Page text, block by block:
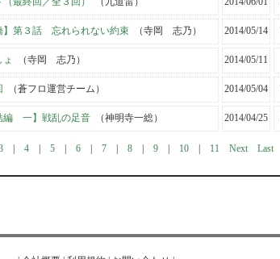
】第３話 忘れられない約束 （寺岡 志乃） 2014/05/14
（寺岡 志乃） 2014/05/11
（蒼フロ運営チーム） 2014/05/04
編 一】戦乱の足音 （神明寺一総） 2014/04/25
| 4| 5| 6| 7| 8| 9| 10| 11 Next Last